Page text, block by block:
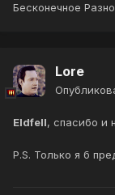
Бесконечное
Lore
Eldfell, спасибо и
P.S. Только я б